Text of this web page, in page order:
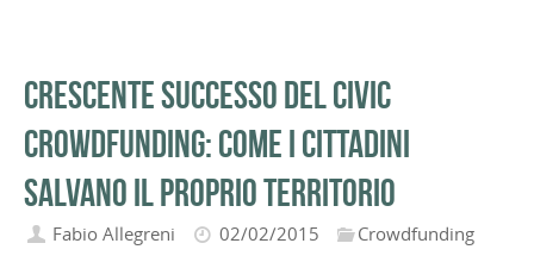
Crescente successo del Civic
Crowdfunding: come i cittadini
salvano il proprio territorio
Fabio Allegreni 02/02/2015 Crowdfunding